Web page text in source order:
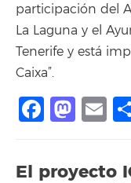
participación del
La Laguna y el
Tenerife y está
Caixa”.
El proyecto